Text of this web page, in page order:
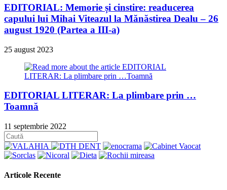
EDITORIAL: Memorie și cinstire: readucerea
capului lui Mihai Viteazul la Mănăstirea Dealu – 26
august 1920 (Partea a III-a)
25 august 2023
EDITORIAL LITERAR: La plimbare prin …
Toamnă
11 septembrie 2022
Articole Recente